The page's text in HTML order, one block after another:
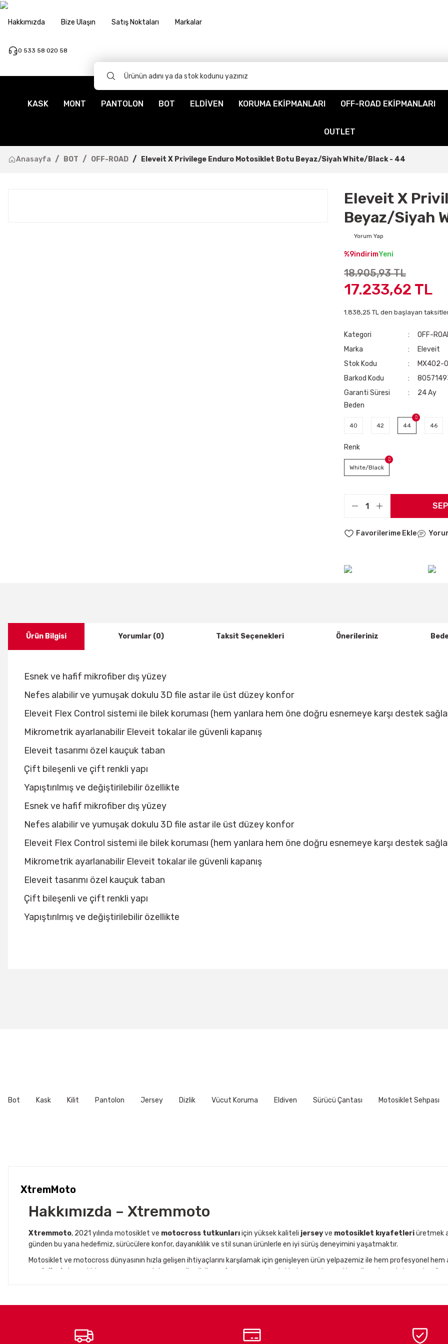
Hakkımızda Bize Ulaşın Satış Noktaları Markalar
0 533 58 020 58
KASK MONT PANTOLON BOT ELDİVEN KORUMA EKİPMANLARI OFF-ROAD EKİPMANLARI
OUTLET
Anasayfa BOT OFF-ROAD Eleveit X Privilege Enduro Motosiklet Botu Beyaz/Siyah White/Black - 44
Eleveit X
Beyaz/Siyah
Yorum Yap
%9indirimYeni
18.905,93 TL
17.233,62 TL
1.838,25 TL den başlayan
Kategori OFF-
Marka
Eleveit
Stok Kodu
MX402-
Barkod Kodu
Garanti Süresi
24 Ay
Beden
40 42 44 46
Renk
White/Black
Ürün Bilgisi Yorumlar (0) Taksit Seçenekleri Önerileriniz
Esnek ve hafif mikrofiber dış yüzey
Nefes alabilir ve yumuşak dokulu 3D file astar ile üst düzey konfor
Eleveit Flex Control sistemi ile bilek koruması (hem yanlara hem öne doğru esnemeye karşı destek
Mikrometrik ayarlanabilir Eleveit tokalar ile güvenli kapanış
Eleveit tasarımı özel kauçuk taban
Çift bileşenli ve çift renkli yapı
Yapıştırılmış ve değiştirilebilir özellikte
Esnek ve hafif mikrofiber dış yüzey
Nefes alabilir ve yumuşak dokulu 3D file astar ile üst düzey konfor
Eleveit Flex Control sistemi ile bilek koruması (hem yanlara hem öne doğru esnemeye karşı destek
Mikrometrik ayarlanabilir Eleveit tokalar ile güvenli kapanış
Eleveit tasarımı özel kauçuk taban
Çift bileşenli ve çift renkli yapı
Yapıştırılmış ve değiştirilebilir özellikte
Bot Kask Kilit Pantolon Jersey Dizlik Vücut Koruma Eldiven Sürücü Çantası Motosiklet Sehpası
XtremMoto
Hakkımızda – Xtremmoto
Xtremmoto, 2021 yılında motosiklet ve motocross tutkunlarıiçin yüksek kaliteli jerseyve motosiklet kıyafetleriüretmek
günden bu yana hedefimiz, sürücülere konfor, dayanıklılık ve stil sunan ürünlerle en iyi sürüş deneyimini yaşatmaktır.
Motosiklet ve motocross dünyasının hızla gelişen ihtiyaçlarını karşılamak için genişleyen ürün yelpazemiz ile hem profesyonel
modelleri , dayanıklı kumaş yapısı ve şık tasarımı ile sürüş performansınızı desteklerken, zorlu arazi koşullarında maksimum konfor
Misyonumuz